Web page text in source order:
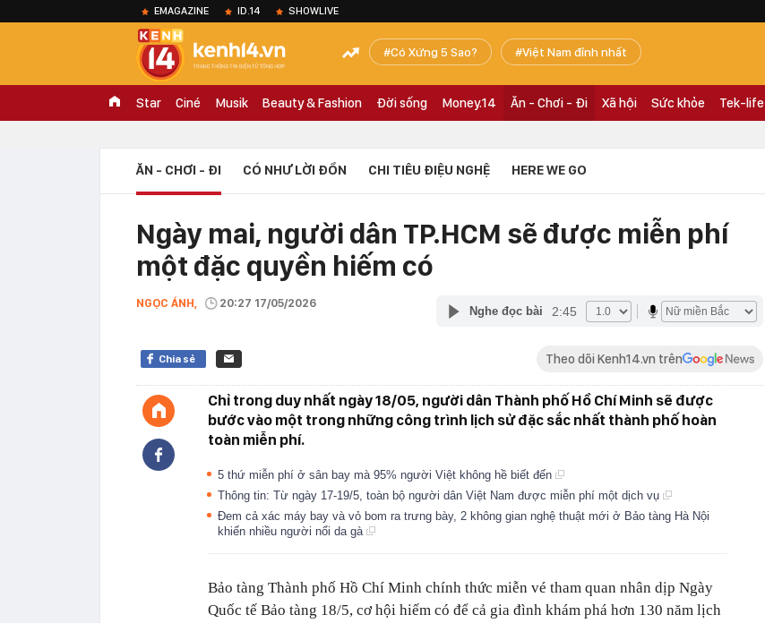
EMAGAZINE ID.14 SHOWLIVE
Có Xứng 5 Sao? Việt Nam đỉnh nhất
Star Ciné Musik Beauty & Fashion Đời sống Money.14 Ăn - Chơi - Đi Xã hội Sức khỏe Tek-life
ĂN - CHƠI - ĐI CÓ NHƯ LỜI ĐỒN CHI TIÊU ĐIỆU NGHỆ HERE WE GO
Ngày mai, người dân TP.HCM sẽ được miễn phí
một đặc quyền hiếm có
NGỌC ÁNH, 20:27 17/05/2026
Nghe đọc bài 2:45
Chia sẻ Theo dõi Kenh14.vn trên
Chỉ trong duy nhất ngày 18/05, người dân Thành phố Hồ Chí Minh sẽ được
bước vào một trong những công trình lịch sử đặc sắc nhất thành phố hoàn
toàn miễn phí.
5 thứ miễn phí ở sân bay mà 95% người Việt không hề biết đến
Thông tin: Từ ngày 17-19/5, toàn bộ người dân Việt Nam được miễn phí một dịch vụ
Đem cả xác máy bay và vỏ bom ra trưng bày, 2 không gian nghệ thuật mới ở Bảo tàng Hà Nội
khiến nhiều người nổi da gà
Bảo tàng Thành phố Hồ Chí Minh chính thức miễn vé tham quan nhân dịp Ngày
Quốc tế Bảo tàng 18/5, cơ hội hiếm có để cả gia đình khám phá hơn 130 năm lịch